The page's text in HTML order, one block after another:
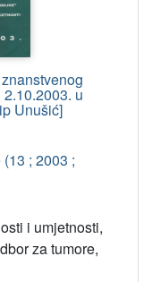
u
Unušić]
; 2003 ;
i umjetnosti,
za tumore,